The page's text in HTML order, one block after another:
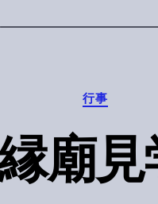
Categories
行事
廟